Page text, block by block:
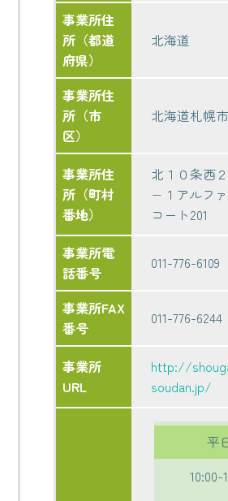
事業所住
所（都道
府県）
北海道
事業所住
所（市
区）
北海道札幌
事業所住
所（町村
番地）
北１０条西
−１アルフ
コート201
事業所電
話番号
011-776-6109
事業所FAX
番号
011-776-6244
事業所
URL
http://
soudan.jp/
平
10:00-